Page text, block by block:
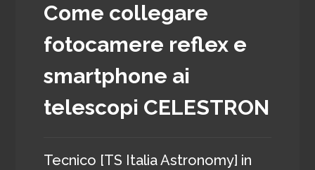
Come collegare
fotocamere reflex e
smartphone ai
telescopi CELESTRON
Tecnico [TS Italia Astronomy] in